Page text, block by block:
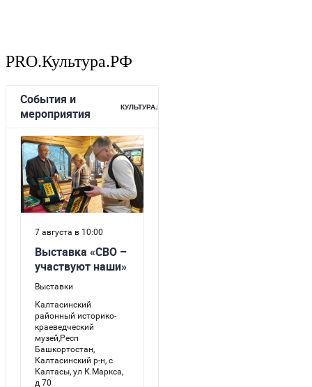
PRO.Культура.РФ